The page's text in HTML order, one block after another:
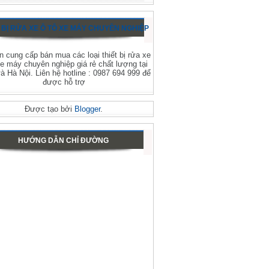
BỊ RỬA XE Ô TÔ XE MÁY CHUYÊN NGHIỆP
cung cấp bán mua các loại thiết bị rửa xe
máy chuyên nghiệp giá rẻ chất lượng tại
Hà Nội. Liên hệ hotline : 0987 694 999 để
được hỗ trợ
Được tạo bởi Blogger.
HƯỚNG DẪN CHỈ ĐƯỜNG